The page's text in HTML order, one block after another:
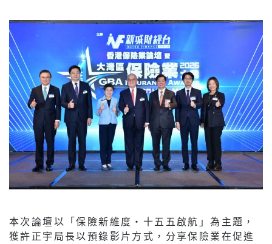
本次論壇以「保險新維度‧十五五啟航」為主題，
獲許正宇局長以預錄影片方式，分享保險業在促進